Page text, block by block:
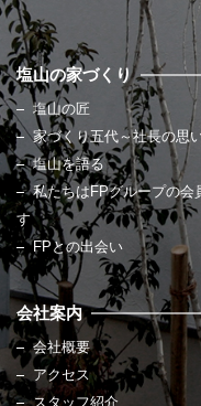
塩山の家づくり
塩山の匠
家づくり五代～社長の思
塩山を語る
私たちはFPグループの会
す
FPとの出会い
会社案内
会社概要
アクセス